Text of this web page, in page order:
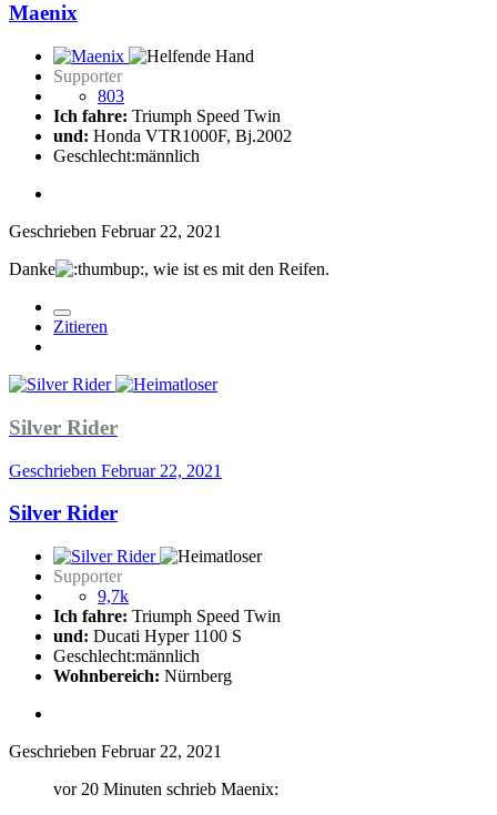
Maenix
Supporter
803
Ich fahre: Triumph Speed Twin
und: Honda VTR1000F, Bj.2002
Geschlecht:männlich
Geschrieben Februar 22, 2021
Danke
, wie ist es mit den Reifen.
Zitieren
Silver Rider
Geschrieben Februar 22, 2021
Silver Rider
Supporter
9,7k
Ich fahre: Triumph Speed Twin
und: Ducati Hyper 1100 S
Geschlecht:männlich
Wohnbereich: Nürnberg
Geschrieben Februar 22, 2021
vor 20 Minuten schrieb Maenix: